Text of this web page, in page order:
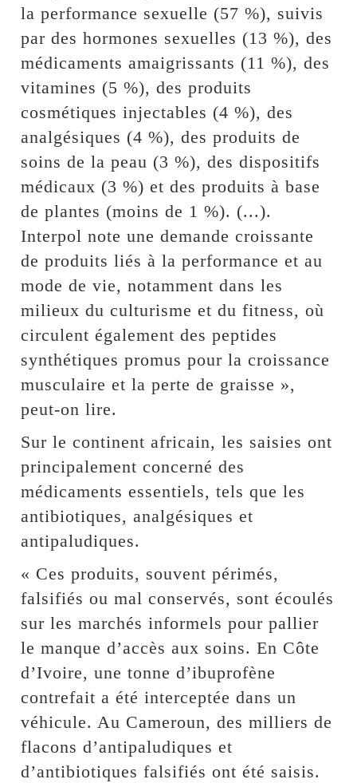
la performance sexuelle (57 %), suivis
par des hormones sexuelles (13 %), des
médicaments amaigrissants (11 %), des
vitamines (5 %), des produits
cosmétiques injectables (4 %), des
analgésiques (4 %), des produits de
soins de la peau (3 %), des dispositifs
médicaux (3 %) et des produits à base
de plantes (moins de 1 %). (...).
Interpol note une demande croissante
de produits liés à la performance et au
mode de vie, notamment dans les
milieux du culturisme et du fitness, où
circulent également des peptides
synthétiques promus pour la croissance
musculaire et la perte de graisse »,
peut-on lire.
Sur le continent africain, les saisies ont
principalement concerné des
médicaments essentiels, tels que les
antibiotiques, analgésiques et
antipaludiques.
« Ces produits, souvent périmés,
falsifiés ou mal conservés, sont écoulés
sur les marchés informels pour pallier
le manque d’accès aux soins. En Côte
d’Ivoire, une tonne d’ibuprofène
contrefait a été interceptée dans un
véhicule. Au Cameroun, des milliers de
flacons d’antipaludiques et
d’antibiotiques falsifiés ont été saisis.